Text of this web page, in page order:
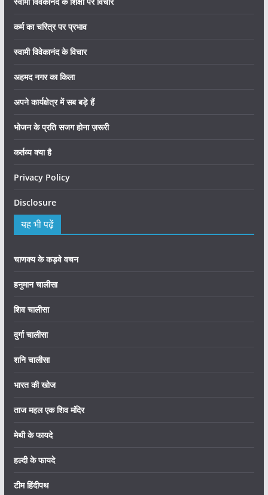
कर्म का चरित्र पर प्रभाव
स्वामी विवेकानंद के विचार
अहमद नगर का किला
अपने कार्यक्षेत्र में सब बड़े हैं
भोजन के प्रति सजग होना ज़रूरी
कर्तव्य क्या है
Privacy Policy
Disclosure
यह भी पढ़ें
चाणक्य के कड़वे वचन
हनुमान चालीसा
शिव चालीसा
दुर्गा चालीसा
शनि चालीसा
भारत की खोज
ताज महल एक शिव मंदिर
मेथी के फायदे
हल्दी के फायदे
टीम हिंदीपथ